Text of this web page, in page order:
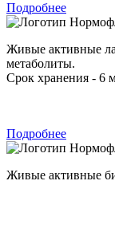
Подробнее
Живые активные
метаболиты.
Срок хранения - 6
Подробнее
Живые активные